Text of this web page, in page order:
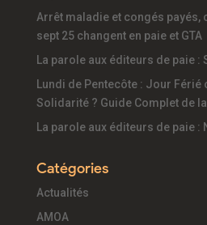
Arrêt maladie et congés payés,
sept 25 changent en paie et GTA
La parole aux éditeurs de paie :
Lundi de Pentecôte : Jour Férié
Solidarité ? Guide Complet de
La parole aux éditeurs de paie :
Catégories
Actualités
AMOA